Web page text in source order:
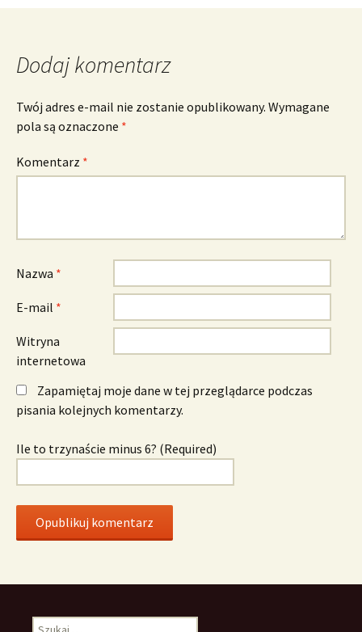
Dodaj komentarz
Twój adres e-mail nie zostanie opublikowany. Wymagane
pola są oznaczone *
Komentarz *
Nazwa *
E-mail *
Witryna
internetowa
Zapamiętaj moje dane w tej przeglądarce podczas
pisania kolejnych komentarzy.
Ile to trzynaście minus 6? (Required)
Szukaj: